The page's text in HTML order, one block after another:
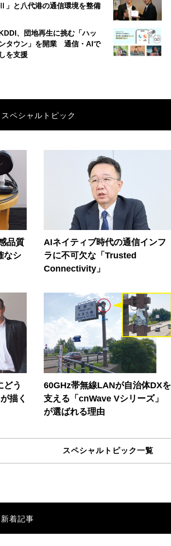
Ⅱ」と八代港の通信環境を整備
、団地再生に挑む「ハッ
タウン」を開業 通信・AIで
を支援
スペシャルトピック
品質
なシ
AIネイティブ時代の通信インフ
ラに不可欠な「Trusted
Connectivity」
どう
描く
60GHz帯無線LANが自治体DXを
支える「cnWave Vシリーズ」
が選ばれる理由
スペシャルトピック一覧
新着記事